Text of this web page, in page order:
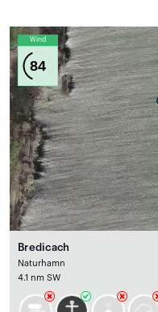
Wind
84
Bredicach
Naturhamn
4.1 nm SW